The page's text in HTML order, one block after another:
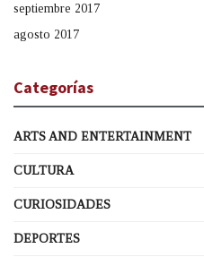
septiembre 2017
agosto 2017
Categorías
ARTS AND ENTERTAINMENT
CULTURA
CURIOSIDADES
DEPORTES